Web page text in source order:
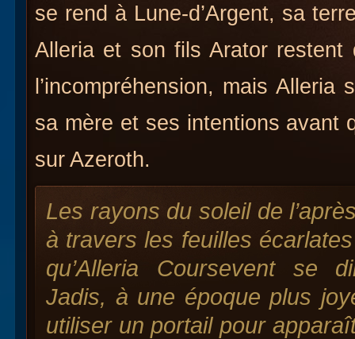
se rend à Lune-d’Argent, sa
Alleria et son fils Arator
l’incompréhension, mais
sa mère et ses intentions avant
sur Azeroth.
Les rayons du soleil de
à travers les feuilles
qu’Alleria Coursevent se
Jadis, à une époque plus
utiliser un portail pour